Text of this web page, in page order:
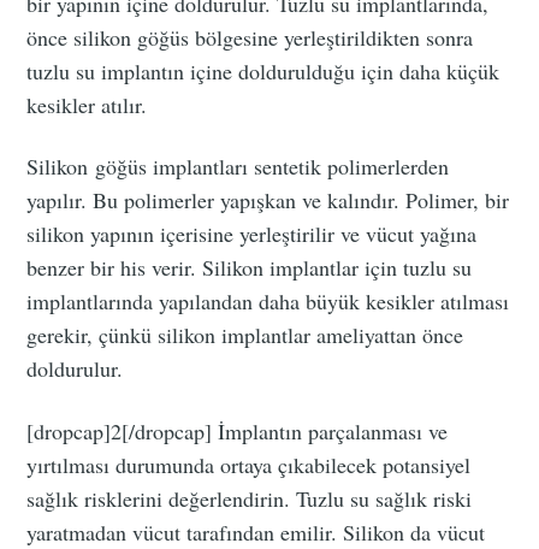
önce silikon göğüs bölgesine yerleştirildikten sonra
tuzlu su implantın içine doldurulduğu için daha küçük
kesikler atılır.
Silikon göğüs implantları sentetik polimerlerden
yapılır. Bu polimerler yapışkan ve kalındır. Polimer, bir
silikon yapının içerisine yerleştirilir ve vücut yağına
benzer bir his verir. Silikon implantlar için tuzlu su
implantlarında yapılandan daha büyük kesikler atılması
gerekir, çünkü silikon implantlar ameliyattan önce
doldurulur.
[dropcap]2[/dropcap] İmplantın parçalanması ve
yırtılması durumunda ortaya çıkabilecek potansiyel
sağlık risklerini değerlendirin. Tuzlu su sağlık riski
yaratmadan vücut tarafından emilir. Silikon da vücut